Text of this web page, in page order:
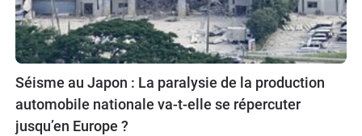
Séisme au Japon : La paralysie de la production
automobile nationale va-t-elle se répercuter
jusqu’en Europe ?